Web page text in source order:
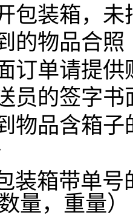
包装箱，
的物品合照
订单请提
员的签字书
物品含箱子
装箱带单号
量，重量）